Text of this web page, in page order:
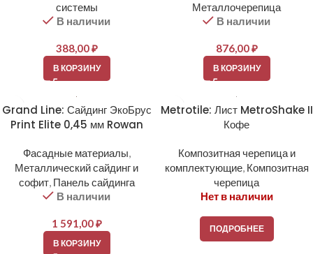
системы
В наличии
388,00₽
В КОРЗИНУ
Металлочерепица
В наличии
876,00₽
В КОРЗИНУ
Grand Line: Сайдинг ЭкоБрус
Print Elite 0,45 мм Rowan
Фасадные материалы,
Металлический сайдинг и
софит, Панель сайдинга
В наличии
1 591,00₽
В КОРЗИНУ
Metrotile: Лист MetroShake II
Кофе
Композитная черепица и
комплектующие, Композитная
черепица
Нет в наличии
ПОДРОБНЕЕ